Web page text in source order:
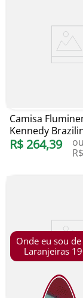
Onde eu sou de
Laranjeiras
Camisa
Kennedy
R$ 264,39 ou
R$